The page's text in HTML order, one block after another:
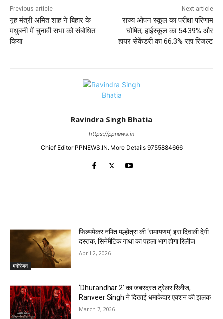
Previous article
गृह मंत्री अमित शाह ने बिहार के
मधुबनी में चुनावी सभा को संबोधित
किया
Next article
राज्य ओपन स्कूल का परीक्षा परिणाम
घोषित, हाईस्कूल का 54.39% और
हायर सेकेंडरी का 66.3% रहा रिजल्ट
Ravindra Singh Bhatia
https://ppnews.in
Chief Editor PPNEWS.IN. More Details 9755884666
मनोरंजन
फिल्ममेकर नमित मल्होत्रा की ‘रामायणम्’ इस दिवाली देगी
दस्तक, सिनेमैटिक गाथा का पहला भाग होगा रिलीज
April 2, 2026
‘Dhurandhar 2’ का जबरदस्त ट्रेलर रिलीज,
Ranveer Singh ने दिखाई धमाकेदार एक्शन की झलक
March 7, 2026